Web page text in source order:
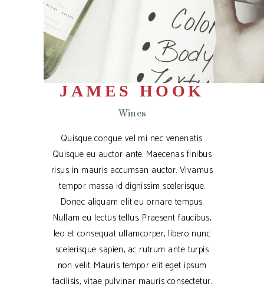
JAMES HOOK
Wines
Quisque congue vel mi nec venenatis.
Quisque eu auctor ante. Maecenas finibus
risus in mauris accumsan auctor. Vivamus
tempor massa id dignissim scelerisque.
Donec aliquam elit eu ornare tempus.
Nullam eu lectus tellus. Praesent faucibus,
leo et consequat ullamcorper, libero nunc
scelerisque sapien, ac rutrum ante turpis
non velit. Mauris tempor elit eget ipsum
facilisis, vitae pulvinar mauris consectetur.